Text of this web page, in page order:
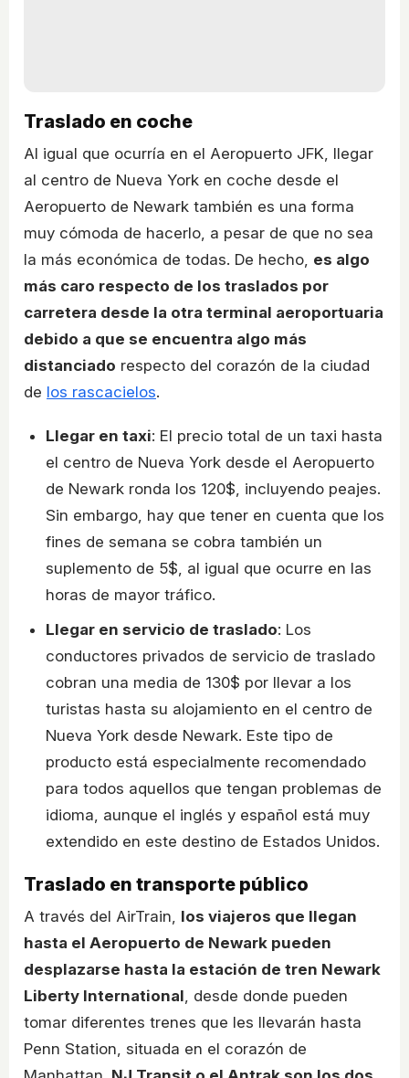
Traslado en coche
Al igual que ocurría en el Aeropuerto JFK, llegar
al centro de Nueva York en coche desde el
Aeropuerto de Newark también es una forma
muy cómoda de hacerlo, a pesar de que no sea
la más económica de todas. De hecho, es algo
más caro respecto de los traslados por
carretera desde la otra terminal aeroportuaria
debido a que se encuentra algo más
distanciado respecto del corazón de la ciudad
de los rascacielos.
Llegar en taxi: El precio total de un taxi hasta
el centro de Nueva York desde el Aeropuerto
de Newark ronda los 120$, incluyendo peajes.
Sin embargo, hay que tener en cuenta que los
fines de semana se cobra también un
suplemento de 5$, al igual que ocurre en las
horas de mayor tráfico.
Llegar en servicio de traslado: Los
conductores privados de servicio de traslado
cobran una media de 130$ por llevar a los
turistas hasta su alojamiento en el centro de
Nueva York desde Newark. Este tipo de
producto está especialmente recomendado
para todos aquellos que tengan problemas de
idioma, aunque el inglés y español está muy
extendido en este destino de Estados Unidos.
Traslado en transporte público
A través del AirTrain, los viajeros que llegan
hasta el Aeropuerto de Newark pueden
desplazarse hasta la estación de tren Newark
Liberty International, desde donde pueden
tomar diferentes trenes que les llevarán hasta
Penn Station, situada en el corazón de